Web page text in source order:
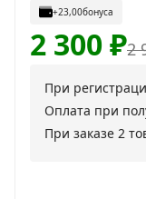
+23,00бонуса
2
2 300₽
При
Оплата при
При заказе 2